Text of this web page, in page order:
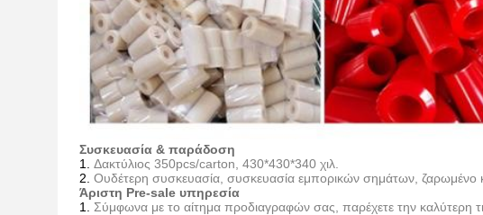
Συσκευασία & παράδοση
1. Δακτύλιος 350pcs/carton, 430*430*340 χιλ.
2. Ουδέτερη συσκευασία, συσκευασία εμπορικών σημάτων, ζαρωμένο
Άριστη Pre-sale υπηρεσία
1. Σύμφωνα με το αίτημα προδιαγραφών σας, παρέχετε την καλύτερη